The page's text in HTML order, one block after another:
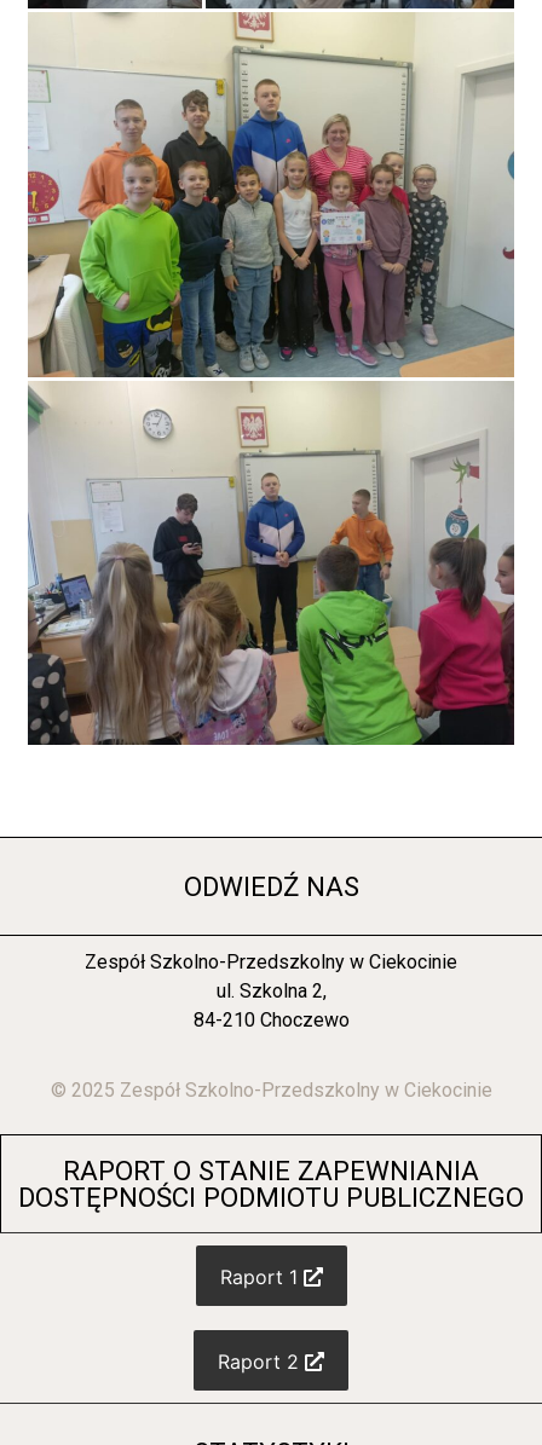
ODWIEDŹ NAS
Zespół Szkolno-Przedszkolny w Ciekocinie
ul. Szkolna 2,
84-210 Choczewo
© 2025 Zespół Szkolno-Przedszkolny w Ciekocinie
RAPORT O STANIE ZAPEWNIANIA
DOSTĘPNOŚCI PODMIOTU PUBLICZNEGO
Raport 1
Raport 2